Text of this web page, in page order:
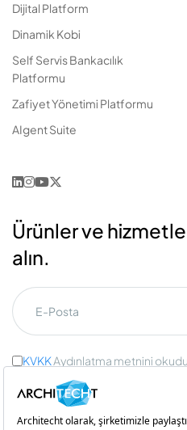
Dijital Platform
Dinamik Kobi
Self Servis Bankacılık
Platformu
Zafiyet Yönetimi Platformu
AIgent Suite
Ürünler ve
alın.
KVKKAydınlatma metnini
Ticari İleti Onayı